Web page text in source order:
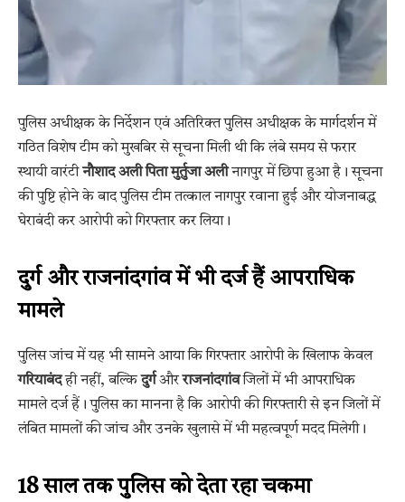
पुलिस अधीक्षक के निर्देशन एवं अतिरिक्त पुलिस अधीक्षक के मार्गदर्शन में
गठित विशेष टीम को मुखबिर से सूचना मिली थी कि लंबे समय से फरार
स्थायी वारंटीनौशाद अली पिता मुर्तुजा अलीनागपुर में छिपा हुआ है। सूचना
की पुष्टि होने के बाद पुलिस टीम तत्काल नागपुर रवाना हुई और योजनाबद्ध
घेराबंदी कर आरोपी को गिरफ्तार कर लिया।
दुर्ग और राजनांदगांव में भी दर्ज हैं आपराधिक
मामले
पुलिस जांच में यह भी सामने आया कि गिरफ्तार आरोपी के खिलाफ केवल
गरियाबंदही नहीं, बल्किदुर्गऔरराजनांदगांवजिलों में भी आपराधिक
मामले दर्ज हैं। पुलिस का मानना है कि आरोपी की गिरफ्तारी से इन जिलों में
लंबित मामलों की जांच और उनके खुलासे में भी महत्वपूर्ण मदद मिलेगी।
18 साल तक पुलिस को देता रहा चकमा